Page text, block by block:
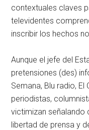
contextuales claves
televidentes
inscribir los hechos
Aunque el jefe del
pretensiones (des)
Semana, Blu radio,
periodistas,
victimizan señalando
libertad de prensa y